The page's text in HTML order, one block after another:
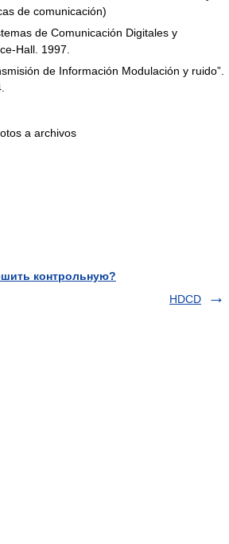
de comunicación)
de Comunicación Digitales y
Hall. 1997.
de Información Modulación y ruido”.
a archivos
контрольную?
HDCD